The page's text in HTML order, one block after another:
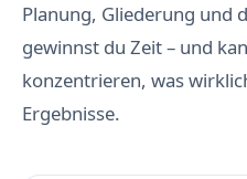
Planung, Gliederung und
gewinnst du Zeit – und
konzentrieren, was
Ergebnisse.